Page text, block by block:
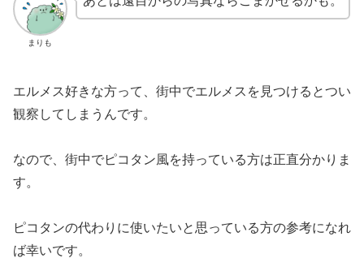
まりも
エルメス好きな方って、街中でエルメスを見つけるとつい
観察してしまうんです。
なので、街中でピコタン風を持っている方は正直分かりま
す。
ピコタンの代わりに使いたいと思っている方の参考になれ
ば幸いです。